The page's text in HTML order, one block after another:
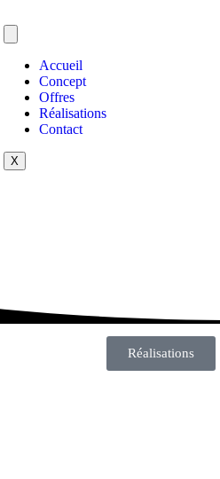
Accueil
Concept
Offres
Réalisations
Contact
X
Réalisations